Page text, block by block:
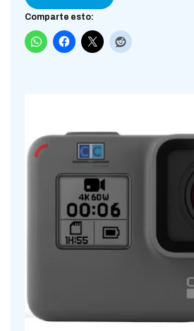
Comparte esto: